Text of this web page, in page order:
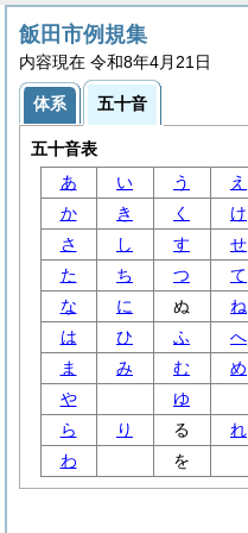
飯田市例規集
内容現在 令和8年4月21日
体系 五十音
五十音表
あ
い う え
か
き く け
さ
し す せ
た
ち つ て
な
に ぬ ね
は
ひ ふ へ
ま
み む め
や
ゆ
ら
り る れ
わ
を